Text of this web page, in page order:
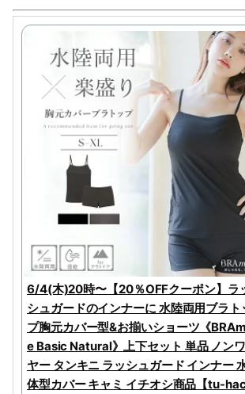
6/4(木)20時〜【20％OFFクーポン】ラ
シュガードのインナーに 水陸両用ブラト
プ胸元カバー型&お揃いショーツ《
e Basic Natural》上下セット 単品 ノン
ヤー タンキニ ラッシュガード インナー
体型カバー キャミ イチオシ商品【tu-